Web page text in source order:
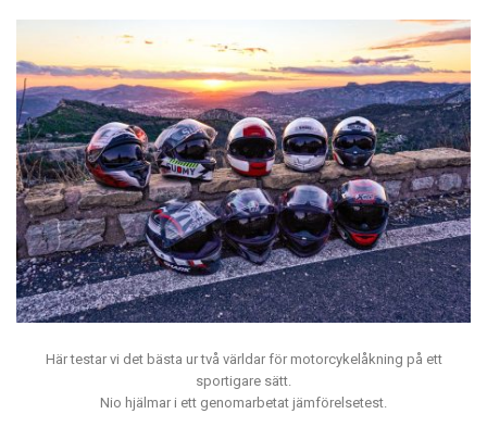
Här testar vi det bästa ur två världar för motorcykelåkning på ett
sportigare sätt.
Nio hjälmar i ett genomarbetat jämförelsetest.